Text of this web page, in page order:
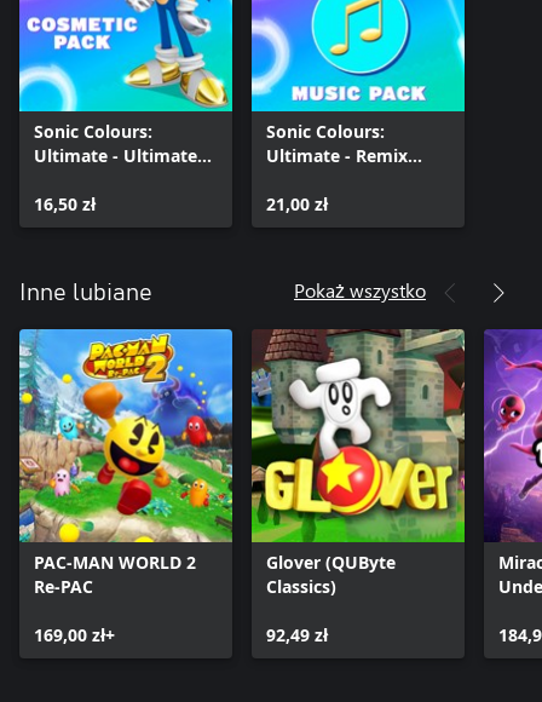
Sonic Colours:
Ultimate - Ultimate
16,50 zł
Sonic Colours:
Ultimate - Remix
21,00 zł
Inne lubiane Pokaż wszystko
PAC-MAN WORLD 2
Re-PAC
169,00 zł+
Glover (QUByte
Classics)
92,49 zł